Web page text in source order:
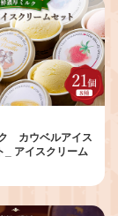
カウベルアイス
_ アイスクリーム
ト スイーツ デザ
樹町 バニラ チョコ
しい ご当地